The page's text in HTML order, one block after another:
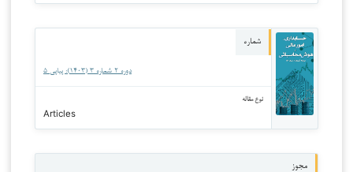
شماره
دوره ۲ شماره ۳ (۱۴۰۳): پیاپی ۵
نوع مقاله
Articles
مجوز